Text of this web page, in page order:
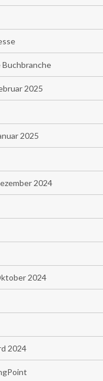
Buchbranche
2025
2025
2024
2024
2024